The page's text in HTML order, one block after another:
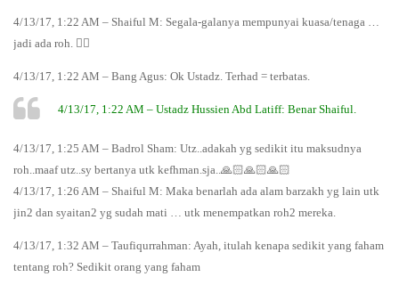
4/13/17, 1:22 AM – Shaiful M: Segala-galanya mempunyai kuasa/tenaga …
jadi ada roh. 👍🏻
4/13/17, 1:22 AM – Bang Agus: Ok Ustadz. Terhad = terbatas.
4/13/17, 1:22 AM – Ustadz Hussien Abd Latiff: Benar Shaiful.
4/13/17, 1:25 AM – Badrol Sham: Utz..adakah yg sedikit itu maksudnya
roh..maaf utz..sy bertanya utk kefhman.sja..🙏🏻🙏🏻🙏🏻
4/13/17, 1:26 AM – Shaiful M: Maka benarlah ada alam barzakh yg lain utk
jin2 dan syaitan2 yg sudah mati … utk menempatkan roh2 mereka.
4/13/17, 1:32 AM – Taufiqurrahman: Ayah, itulah kenapa sedikit yang faham
tentang roh? Sedikit orang yang faham